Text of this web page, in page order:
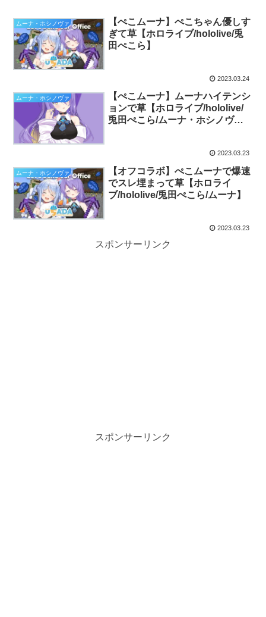
ムーナ・ホシノヴァ
【ぺこムーナ】ぺこちゃん優しす
ぎて草【ホロライブ/hololive/兎
田ぺこら】
2023.03.24
ムーナ・ホシノヴァ
【ぺこムーナ】ムーナハイテンシ
ョンで草【ホロライブ/hololive/
兎田ぺこら/ムーナ・ホシノヴ
2023.03.23
ムーナ・ホシノヴァ
【オフコラボ】ぺこムーナで爆速
でスレ埋まって草【ホロライ
ブ/hololive/兎田ぺこら/ムーナ】
2023.03.23
スポンサーリンク
スポンサーリンク